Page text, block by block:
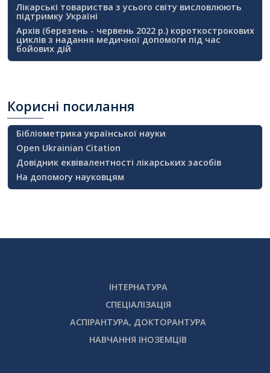
Лікарські товариства з усього світу висловлюють
підтримку Україні
Архів (березень - червень 2022 р.) короткострокових
циклів з надання медичної допомоги під час
бойових дій
Корисні посилання
Бібліометрика української науки
Open Ukrainian Citation
Довідник еквівалентності лікарських засобів
На допомогу науковцям
ІНТЕРНАТУРА
СПЕЦІАЛІЗАЦІЯ
АСПІРАНТУРА, ДОКТОРАНТУРА
НАВЧАННЯ ІНОЗЕМЦІВ